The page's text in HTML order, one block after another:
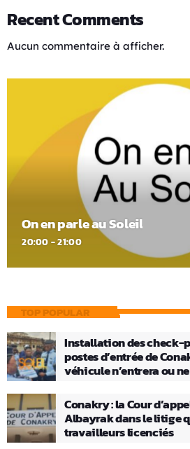
Recent Comments
Aucun commentaire à afficher.
On en parle au Soleil
20:00 - 21:00
TOP POPULAR
Installation des check-
postes d’entrée de
véhicule n’entrera ou
Conakry : la Cour
Albayrak dans le litige
travailleurs licenciés